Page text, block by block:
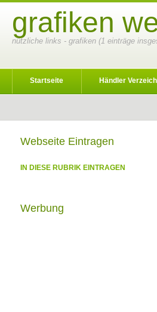
grafiken
nützliche links - grafiken (1 einträge
Startseite Händler
Webseite Eintragen
IN DIESE RUBRIK EINTRAGEN
Werbung